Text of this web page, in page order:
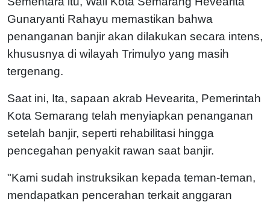
Gunaryanti Rahayu memastikan bahwa
penanganan banjir akan dilakukan secara intens,
khususnya di wilayah Trimulyo yang masih
tergenang.
Saat ini, Ita, sapaan akrab Hevearita, Pemerintah
Kota Semarang telah menyiapkan penanganan
setelah banjir, seperti rehabilitasi hingga
pencegahan penyakit rawan saat banjir.
"Kami sudah instruksikan kepada teman-teman,
mendapatkan pencerahan terkait anggaran